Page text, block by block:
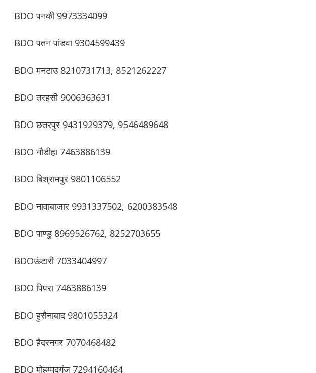
BDO पनकी 9973334099
BDO पतन पांडवा 9304599439
BDO मनटाउ 8210731713, 8521262227
BDO तरहसी 9006363631
BDO छतरपुर 9431929379, 9546489648
BDO नौडीहा 7463886139
BDO बिश्रामपुर 9801106552
BDO नावाबाजार 9931337502, 6200383548
BDO पाण्डु 8969526762, 8252703655
BDOऊंटारी 7033404997
BDO पिपरा 7463886139
BDO हुसैनाबाद 9801055324
BDO हैदरनगर 7070468482
BDO मोहम्मदगंज 7294160464